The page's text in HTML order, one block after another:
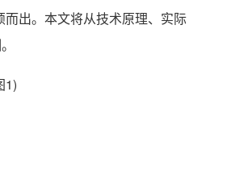
而出。本文将从技术原理、实际